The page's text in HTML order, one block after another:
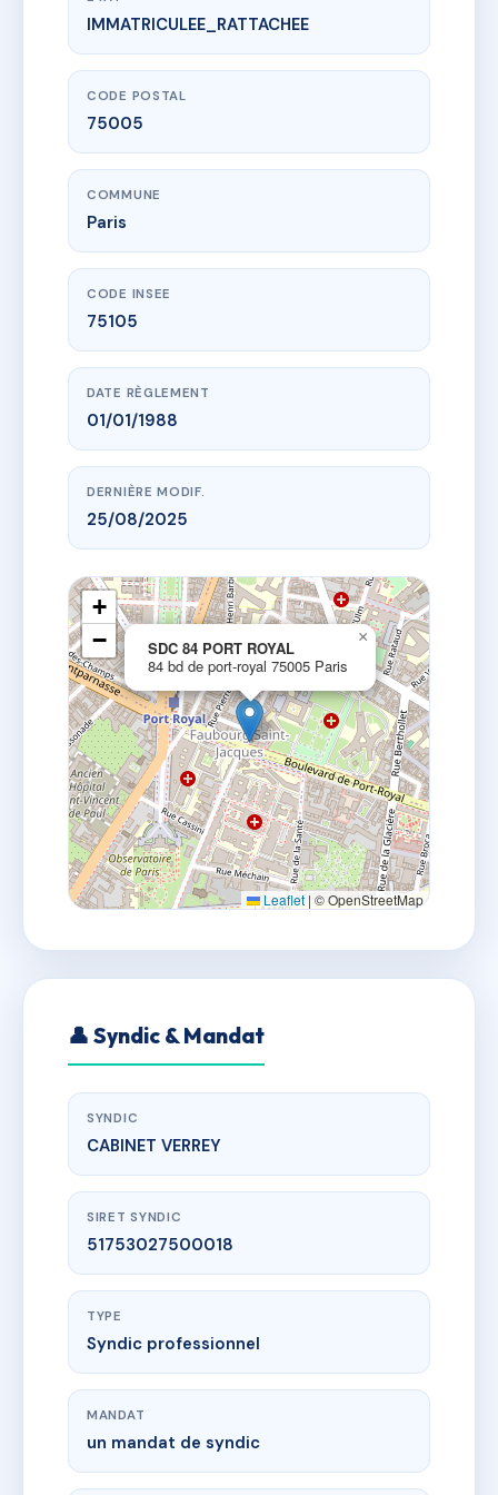
www.vme.plus/AC6523476
SDC 84 PORT ROYAL
84 bd de port-royal
IMMATRICULEE_RATTACHEE
CODE POSTAL
75005
COMMUNE
Paris
CODE INSEE
75105
DATE RÈGLEMENT
01/01/1988
DERNIÈRE MODIF.
25/08/2025
SDC 84 PORT ROYAL
84 bd de port-royal 75005 Paris
×
+
−
Leaflet | © OpenStreetMap
👤 Syndic & Mandat
SYNDIC
CABINET VERREY
SIRET SYNDIC
51753027500018
TYPE
Syndic professionnel
MANDAT
un mandat de syndic